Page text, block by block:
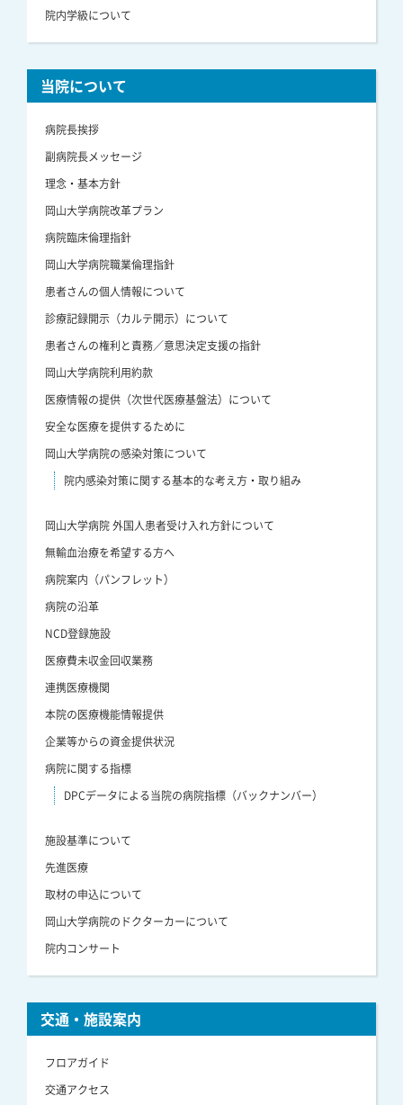
院内学級について
当院について
病院長挨拶
副病院長メッセージ
理念・基本方針
岡山大学病院改革プラン
病院臨床倫理指針
岡山大学病院職業倫理指針
患者さんの個人情報について
診療記録開示（カルテ開示）について
患者さんの権利と責務／意思決定支援の指針
岡山大学病院利用約款
医療情報の提供（次世代医療基盤法）について
安全な医療を提供するために
岡山大学病院の感染対策について
院内感染対策に関する基本的な考え方・取り組み
岡山大学病院 外国人患者受け入れ方針について
無輸血治療を希望する方へ
病院案内（パンフレット）
病院の沿革
NCD登録施設
医療費未収金回収業務
連携医療機関
本院の医療機能情報提供
企業等からの資金提供状況
病院に関する指標
DPCデータによる当院の病院指標（バックナンバー）
施設基準について
先進医療
取材の申込について
岡山大学病院のドクターカーについて
院内コンサート
交通・施設案内
フロアガイド
交通アクセス